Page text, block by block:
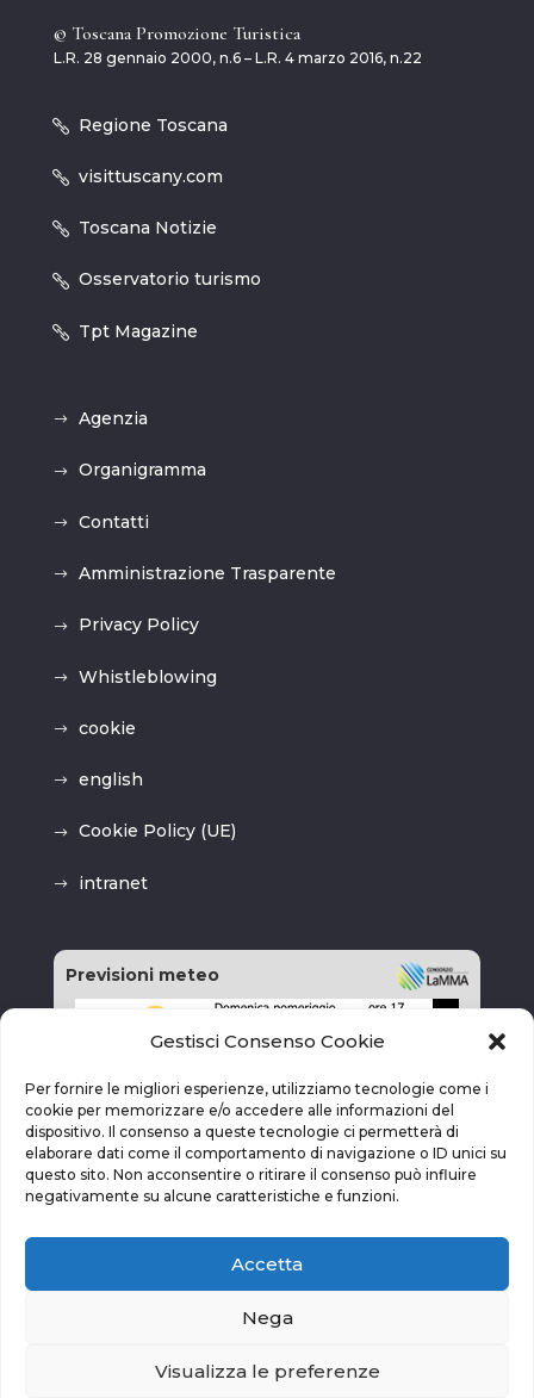
Gestisci Consenso Cookie
Per fornire le migliori esperienze, utilizziamo tecnologie come i
cookie per memorizzare e/o accedere alle informazioni del
dispositivo. Il consenso a queste tecnologie ci permetterà di
elaborare dati come il comportamento di navigazione o ID unici su
questo sito. Non acconsentire o ritirare il consenso può influire
negativamente su alcune caratteristiche e funzioni.
Accetta
Nega
Visualizza le preferenze
© Toscana Promozione Turistica
L.R. 28 gennaio 2000, n.6 – L.R. 4 marzo 2016, n.22
Regione Toscana
visittuscany.com
Toscana Notizie
Osservatorio turismo
Tpt Magazine
Agenzia
Organigramma
Contatti
Amministrazione Trasparente
Privacy Policy
Whistleblowing
cookie
english
Cookie Policy (UE)
intranet
Previsioni meteo